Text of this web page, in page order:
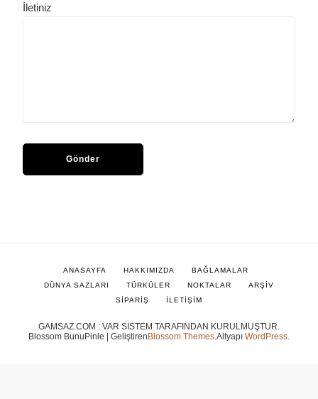
İletiniz
GAMSAZ.COM : VAR SİSTEM TARAFINDAN KURULMUŞTUR.
Blossom BunuPinle | GeliştirenBlossom Themes .Altyapı WordPress
ANASAYFA HAKKIMIZDA
BAĞLAMALAR
DÜNYA SAZLARI
TÜRKÜLER NOKTALAR
ARŞİV
SİPARİŞ
İLETİŞİM